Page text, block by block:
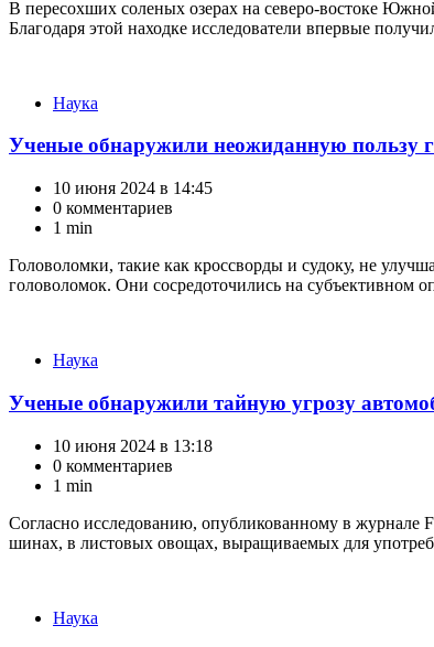
В пересохших соленых озерах на северо-востоке
Благодаря этой находке исследователи впервые
Категории
Наука
Ученые обнаружили неожиданную пользу
10 июня 2024 в 14:45
0 комментариев
1 min
Головоломки, такие как кроссворды и судоку, не
головоломок. Они сосредоточились на субъективном
Категории
Наука
Ученые обнаружили тайную угрозу
10 июня 2024 в 13:18
0 комментариев
1 min
Согласно исследованию, опубликованному в журнале
шинах, в листовых овощах, выращиваемых для
Категории
Наука